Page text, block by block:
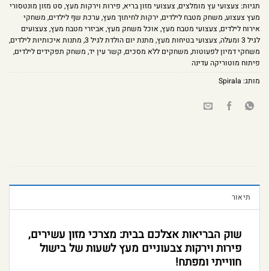
תגיות: צעצועי עץ מומלצים, צעצועי מזון בריא, פירות וירקות מעץ, סט מזון מונטסורי
מעץ צעצוע, משחק מטבח לילדים, ירקות לחיתוך מעץ, ערכת שף לילדים, משחקי
אירוח לילדים, צעצועי מטבח מעץ, אוכל משחק מעץ, אביזרי מטבח מעץ, צעצועים
לגיל 3 ומעלה
, צעצועי בטיחות מעץ, מתנת יום הולדת לגיל 3 , מתנות איכותיות לילדים,
משחקי דמיון לפעוטות, משחקים ללא מסכים, קשר עין יד, משחק תפקידים לילדים,
פיתוח מוטוריקה עדינה
מותג: Spirala
תיאור
שוק הבריאות אצלכם בבית: מצרכי מזון עשירים,
פירות וירקות צבעוניים מעץ לשעות של בישול
חווייתי ומפתח!